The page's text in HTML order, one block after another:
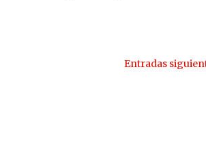
Entradas